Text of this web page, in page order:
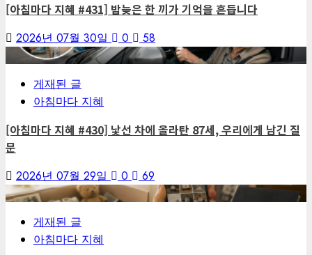
[아침마다 지혜 #431] 밤늦은 한 끼가 기억을 흔듭니다
2026년 07월 30일 0
58
6
게재된 글
아침마다 지혜
[아침마다 지혜 #430] 낯선 차에 올라탄 87세, 우리에게 남긴 질
문
2026년 07월 29일 0
69
7
게재된 글
아침마다 지혜